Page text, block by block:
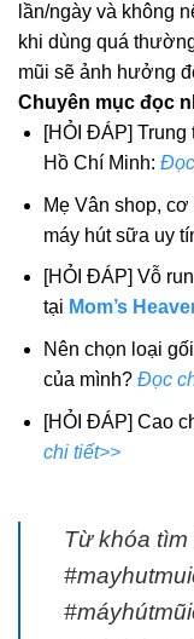
lần/ngày và không
khi dùng quá
mũi sẽ ảnh hưởng
Chuyên mục đọc
[HỎI ĐÁP]
Hồ Chí Minh:
Mẹ Vân shop,
máy hút sữa uy
[HỎI ĐÁP] Vỗ
tại Mom’s
Nên chọn loại
của mình? Đọc
[HỎI ĐÁP] Cao
chi tiết>>
Từ khóa tìm